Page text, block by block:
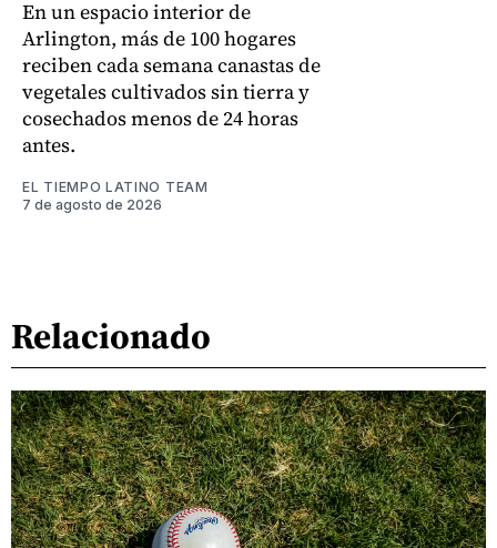
En un espacio interior de
Arlington, más de 100 hogares
reciben cada semana canastas de
vegetales cultivados sin tierra y
cosechados menos de 24 horas
antes.
EL TIEMPO LATINO TEAM
7 de agosto de 2026
Relacionado